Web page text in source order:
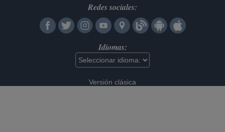
Redes sociales:
Idiomas:
Versión clásica